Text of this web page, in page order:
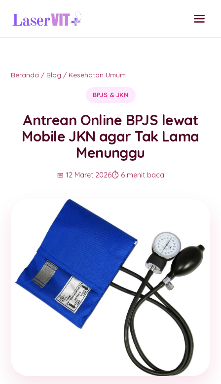
Beranda / Blog / Kesehatan Umum
BPJS & JKN
Antrean Online BPJS lewat
Mobile JKN agar Tak Lama
Menunggu
📅 12 Maret 2026⏱️ 6 menit baca